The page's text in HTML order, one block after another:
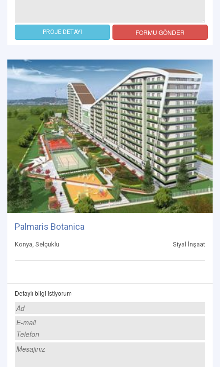
PROJE DETAYI FORMU GÖNDER
Palmaris Botanica
Konya, Selçuklu Siyal İnşaat
Detaylı bilgi istiyorum